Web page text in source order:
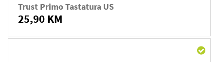
Trust Primo Tastatura US
25,90 KM